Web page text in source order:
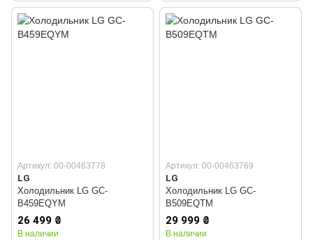
Артикул: 00-00463778
LG
Холодильник LG GC-
B459EQYM
26 499 ₴
В наличии
Артикул: 00-00463769
LG
Холодильник LG GC-
B509EQTM
29 999 ₴
В наличии